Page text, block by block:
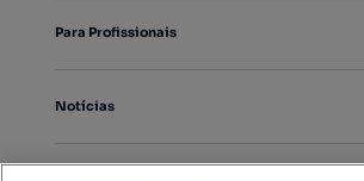
Para Profissionais
Notícias